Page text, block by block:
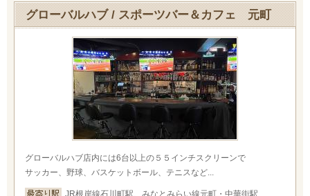
グローバルハブ / スポーツバー＆カフェ 元町
グローバルハブ店内には6台以上の５５インチスクリーンで
サッカー、野球、バスケットボール、テニスなど...
JR根岸線石川町駅、みなとみらい線元町・中華街駅